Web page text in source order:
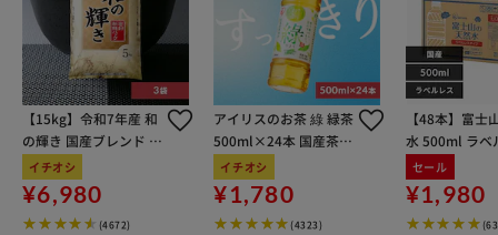
【15kg】令和7年産 和
の輝き 国産ブレンド 5
kg×3袋
イチオシ
¥6,980
(4672)
アイリスのお茶 綠 緑茶
500ml×24本 国産茶葉
100％使用
イチオシ
¥1,780
(4323)
【48本】富士
水 500ml ラベ
セール
¥1,980